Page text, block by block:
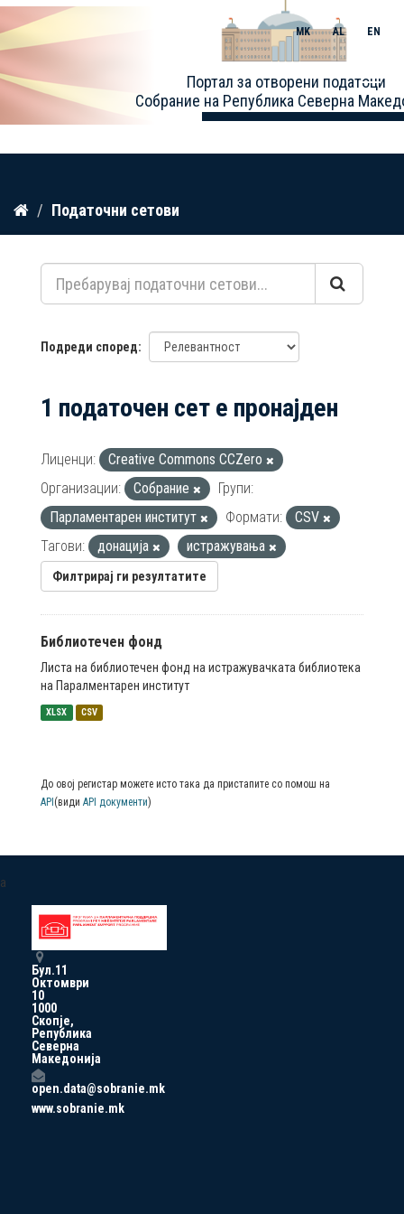
Прескокнете
содржина
Портал за отворени податоци
Собрание на Република Северна
MK AL EN
Toggle
Податочни сетови
Подреди според
1 податочен сет е пронајден
Лиценци:
Creative Commons CCZero
Организации:
Собрание
Групи:
Парламентарен институт
Формати:
CSV
Тагови:
донација истражувања
Филтрирај ги резултатите
Библиотечен фонд
Листа на библиотечен фонд на истражувачката библиотека
на Паралментарен институт
XLSX CSV
До овој регистар можете исто така да пристапите со помош на
API (види API документи)
a
Бул.11
Октомври
10
1000
Скопје,
Република
Северна
Македонија
open.data@sobranie.mk
www.sobranie.mk